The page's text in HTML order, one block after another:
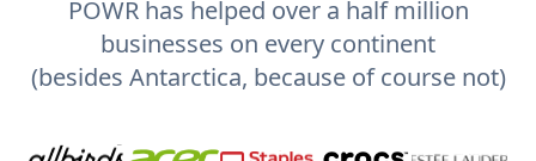
POWR has helped over a half million
businesses on every continent
(besides Antarctica, because of course not)